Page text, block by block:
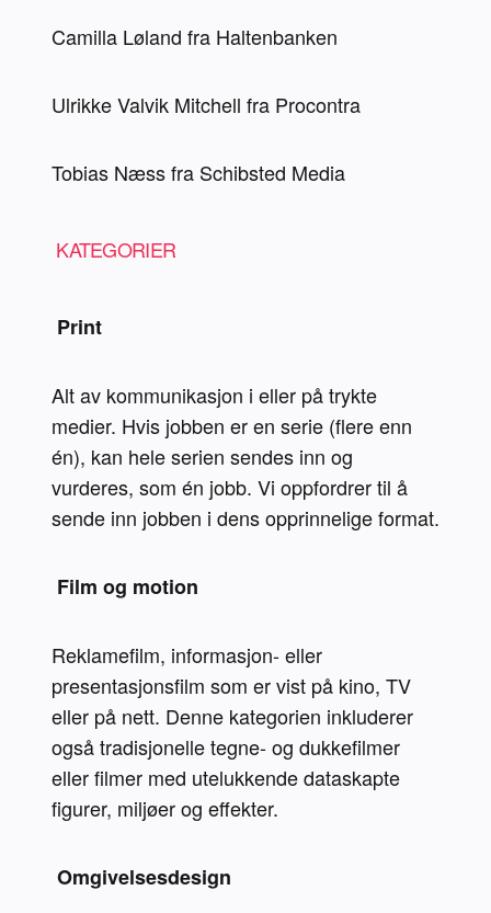
Camilla Løland fra Haltenbanken
Ulrikke Valvik Mitchell fra Procontra
Tobias Næss fra Schibsted Media
KATEGORIER
Print
Alt av kommunikasjon i eller på trykte
medier. Hvis jobben er en serie (flere enn
én), kan hele serien sendes inn og
vurderes, som én jobb. Vi oppfordrer til å
sende inn jobben i dens opprinnelige format.
Film og motion
Reklamefilm, informasjon- eller
presentasjonsfilm som er vist på kino, TV
eller på nett. Denne kategorien inkluderer
også tradisjonelle tegne- og dukkefilmer
eller filmer med utelukkende dataskapte
figurer, miljøer og effekter.
Omgivelsesdesign